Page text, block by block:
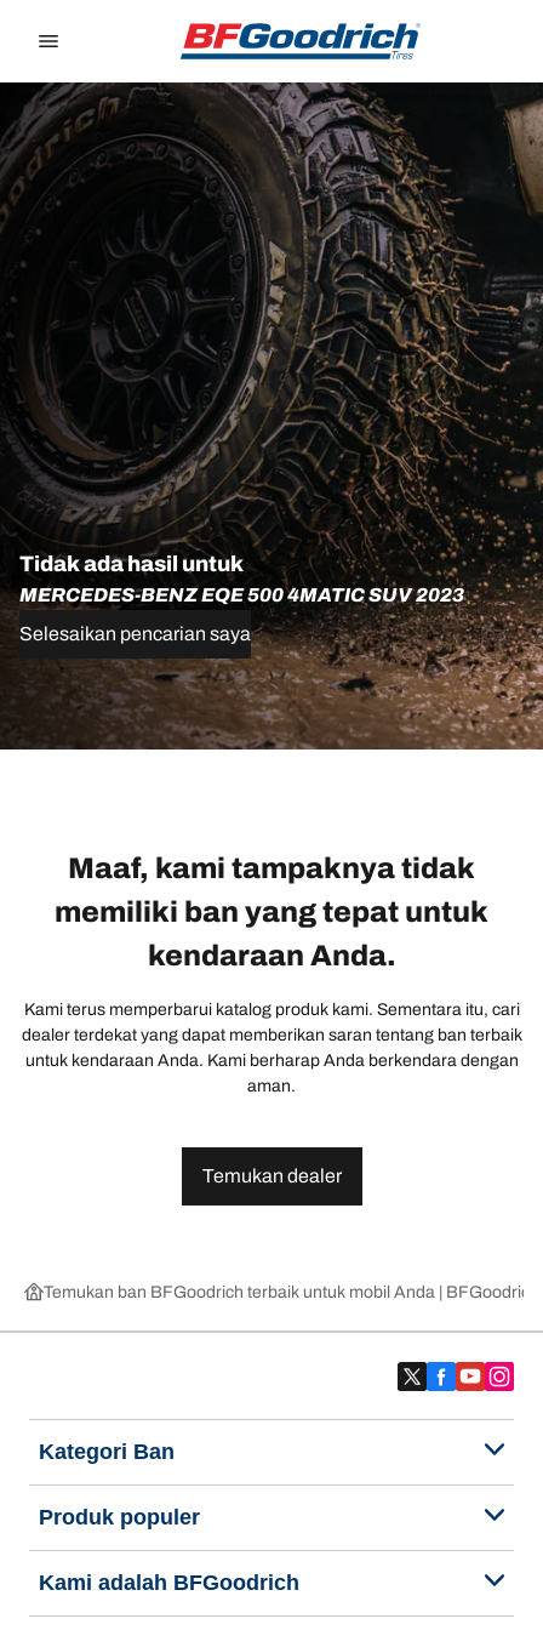
Tidak ada hasil untuk
MERCEDES-BENZ EQE 500 4MATIC SUV 2023
Selesaikan pencarian saya
Maaf, kami tampaknya tidak
memiliki ban yang tepat untuk
kendaraan Anda.
Kami terus memperbarui katalog produk kami. Sementara itu, cari
dealer terdekat yang dapat memberikan saran tentang ban terbaik
untuk kendaraan Anda. Kami berharap Anda berkendara dengan
aman.
Temukan dealer
Temukan ban BFGoodrich terbaik untuk mobil Anda |
Kategori Ban
Produk populer
Kami adalah BFGoodrich